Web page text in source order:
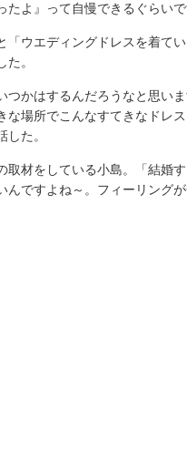
よ』って自慢できるぐらいで
ウエディングドレスを着て
。
かはするんだろうなと思い
場所でこんなすてきなドレ
た。
材をしている小島。「結婚
ですよね～。フィーリング